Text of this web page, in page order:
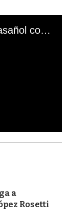
El mal momento de Yanina Gasañol con un hincha argentino en "Subrayado"
a
Rosetti